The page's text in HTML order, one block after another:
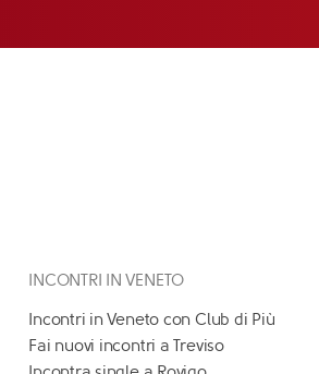
INCONTRI IN VENETO
Incontri in Veneto con Club di Più
Fai nuovi incontri a Treviso